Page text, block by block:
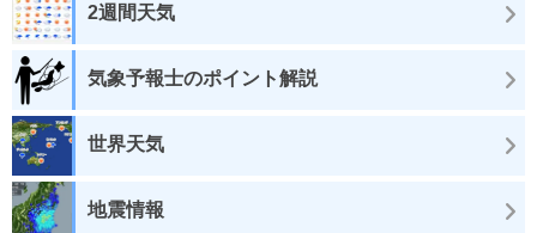
2週間天気
気象予報士のポイント解説
世界天気
地震情報